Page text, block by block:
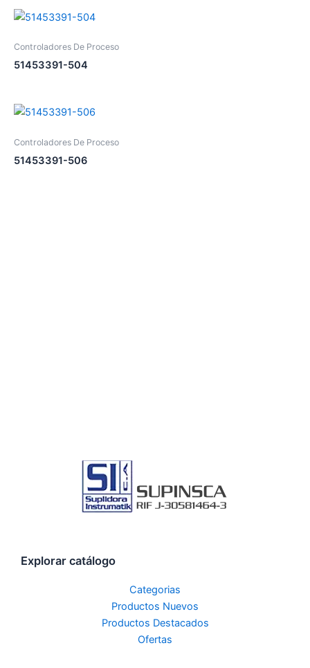
Controladores De Proceso
51453391-504
Controladores De Proceso
51453391-506
Explorar catálogo
Categorias
Productos Nuevos
Productos Destacados
Ofertas